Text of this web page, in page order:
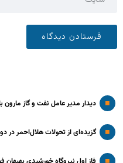
دیدار مدیر عامل نفت و گاز مارون
گزیده‌ای از تحولات هلال‌احمر در